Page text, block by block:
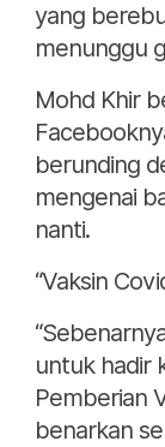
yang
menunggu
Mohd Khir
berunding
mengenai
nanti.
“Vaksin
untuk hadir
Pemberian
benarkan